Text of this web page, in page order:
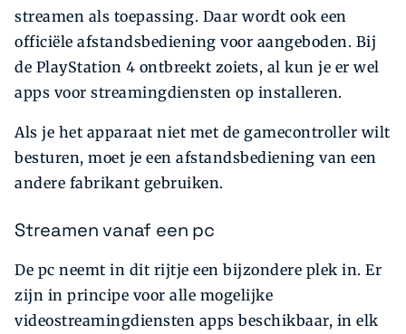
streamen als toepassing. Daar wordt ook een
officiële afstandsbediening voor aangeboden. Bij
de Play­Station 4 ontbreekt zoiets, al kun je er wel
apps voor streamingdiensten op installeren.
Als je het apparaat niet met de gamecontroller wilt
besturen, moet je een afstandsbediening van een
andere fabrikant gebruiken.
Streamen vanaf een pc
De pc neemt in dit rijtje een bijzondere plek in. Er
zijn in principe voor alle mogelijke
videostreamingdiensten apps beschikbaar, in elk